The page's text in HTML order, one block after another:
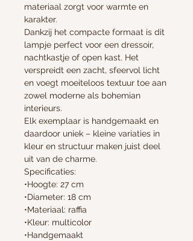
materiaal zorgt voor warmte en
karakter.
Dankzij het compacte formaat is dit
lampje perfect voor een dressoir,
nachtkastje of open kast. Het
verspreidt een zacht, sfeervol licht
en voegt moeiteloos textuur toe aan
zowel moderne als bohemian
interieurs.
Elk exemplaar is handgemaakt en
daardoor uniek – kleine variaties in
kleur en structuur maken juist deel
uit van de charme.
Specificaties:
•Hoogte: 27 cm
•Diameter: 18 cm
•Materiaal: raffia
•Kleur: multicolor
•Handgemaakt